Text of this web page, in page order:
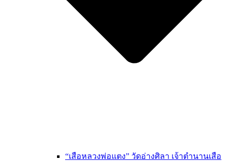
“เสือหลวงพ่อแตง” วัดอ่างศิลา เจ้าตำนานเสือ